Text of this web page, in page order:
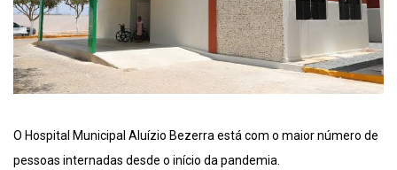
O Hospital Municipal Aluízio Bezerra está com o maior número de
pessoas internadas desde o início da pandemia.